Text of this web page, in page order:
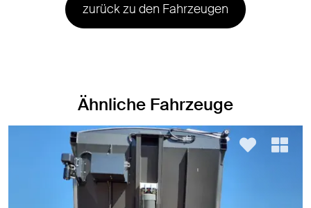
zurück zu den Fahrzeugen
Ähnliche Fahrzeuge